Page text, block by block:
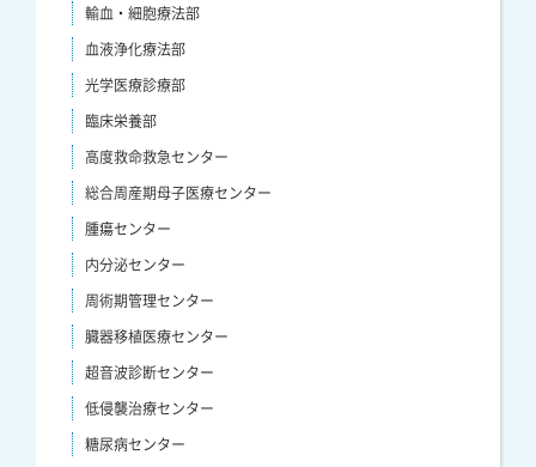
輸血・細胞療法部
血液浄化療法部
光学医療診療部
臨床栄養部
高度救命救急センター
総合周産期母子医療センター
腫瘍センター
内分泌センター
周術期管理センター
臓器移植医療センター
超音波診断センター
低侵襲治療センター
糖尿病センター